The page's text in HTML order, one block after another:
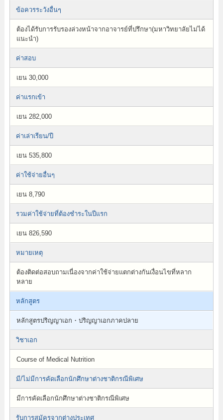
ข้อควรระวังอื่นๆ
ต้องได้รับการรับรองล่วงหน้าจากอาจารย์ที่ปรึกษา(มหาวิทยาลัยไม่ได้
แนะนำ)
ค่าสอบ
เยน 30,000
ค่าแรกเข้า
เยน 282,000
ค่าเล่าเรียน/ปี
เยน 535,800
ค่าใช้จ่ายอื่นๆ
เยน 8,790
รวมค่าใช้จ่ายที่ต้องชำระในปีแรก
เยน 826,590
หมายเหตุ
ต้องติดต่อสอบถามเนื่องจากค่าใช้จ่ายแตกต่างกันเงื่อนไขที่หลาก
หลาย
หลักสูตร
หลักสูตรปริญญาเอก・ปริญญาเอกภาคปลาย
วิชาเอก
Course of Medical Nutrition
มี/ไม่มีการคัดเลือกนักศึกษาต่างชาติกรณีพิเศษ
มีการคัดเลือกนักศึกษาต่างชาติกรณีพิเศษ
รับการสมัครจากต่างประเทศ